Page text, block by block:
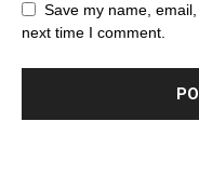
Save my name,
next time I comment.